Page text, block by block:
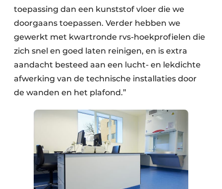
toepassing dan een kunststof vloer die we
doorgaans toepassen. Verder hebben we
gewerkt met kwartronde rvs-hoekprofielen die
zich snel en goed laten reinigen, en is extra
aandacht besteed aan een lucht- en lekdichte
afwerking van de technische installaties door
de wanden en het plafond.”